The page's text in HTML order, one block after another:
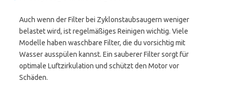
Auch wenn der Filter bei Zyklonstaubsaugern weniger
belastet wird, ist regelmäßiges Reinigen wichtig. Viele
Modelle haben waschbare Filter, die du vorsichtig mit
Wasser ausspülen kannst. Ein sauberer Filter sorgt für
optimale Luftzirkulation und schützt den Motor vor
Schäden.